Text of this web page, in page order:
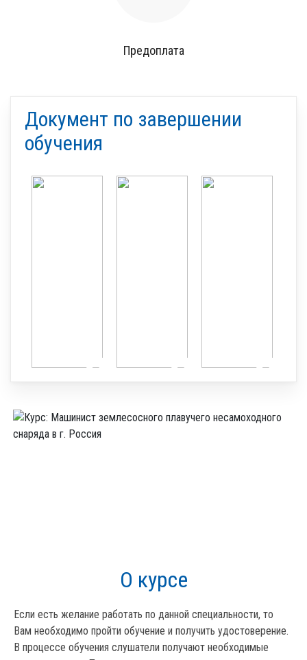
Предоплата
Документ по завершении
обучения
О курсе
Если есть желание работать по данной специальности, то
Вам необходимо пройти обучение и получить удостоверение.
В процессе обучения слушатели получают необходимые